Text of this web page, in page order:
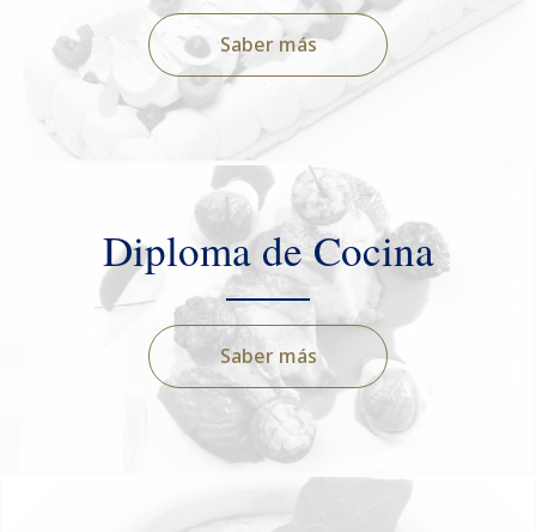
Saber más
Diploma de Cocina
Saber más